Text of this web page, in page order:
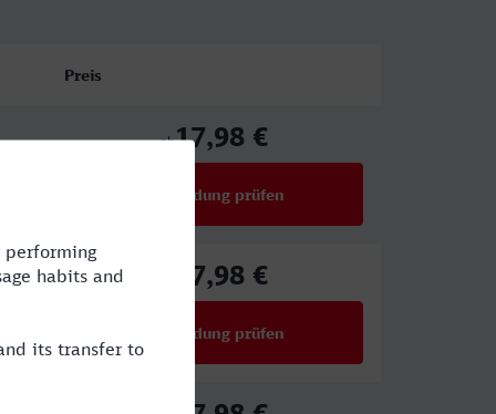
Preis
ab17,98 €
Verbindung prüfen
17,98 €
Verbindung prüfen